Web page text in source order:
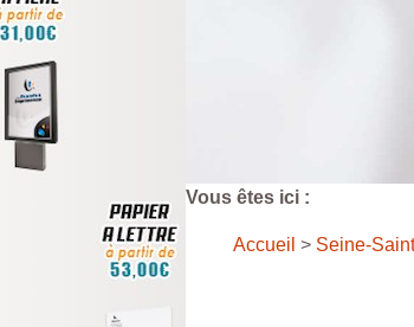
Vous êtes ici :
Accueil > Seine-